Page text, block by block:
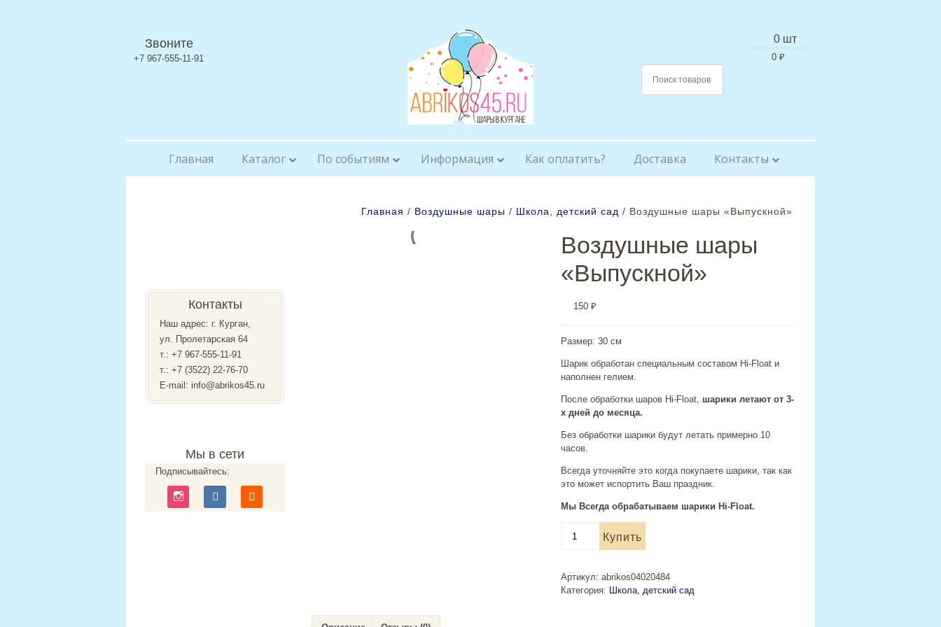
0 шт
0 ₽
Звоните
+7 967-555-11-91
Главная Каталог По событиям Информация Как оплатить? Доставка Контакты
Главная / Воздушные шары / Школа, детский сад / Воздушные шары «Выпускной»
Воздушные шары
«Выпускной»
150 ₽
Размер: 30 см
Шарик обработан специальным составом Hi-Float и
наполнен гелием.
После обработки шаров Hi-Float, шарики летают от 3-
х дней до месяца.
Без обработки шарики будут летать примерно 10
часов.
Всегда уточняйте это когда покупаете шарики, так как
это может испортить Ваш праздник.
Мы Всегда обрабатываем шарики Hi-Float.
товара
"Выпускной"
Купить
Артикул: abrikos04020484
Категория: Школа, детский сад
Контакты
Наш адрес: г. Курган,
ул. Пролетарская 64
т.: +7 967-555-11-91
т.: +7 (3522) 22-76-70
E-mail: info@abrikos45.ru
Мы в сети
Подписывайтесь: